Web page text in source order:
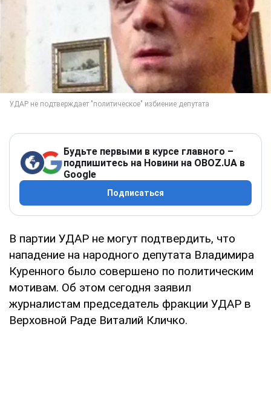
Будьте первыми в курсе главного –
подпишитесь на Новини на OBOZ.UA в
Google
Подписаться
В партии УДАР не могут подтвердить, что
нападение на народного депутата Владимира
Куренного было совершено по политическим
мотивам. Об этом сегодня заявил
журналистам председатель фракции УДАР в
Верховной Раде Виталий Кличко.